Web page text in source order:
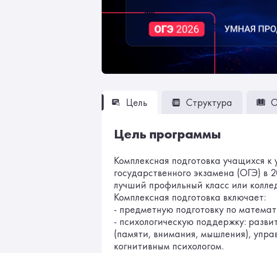
Цель Структура
Цель программы
Комплексная подготовка учащихся
государственного экзамена (ОГЭ) в
лучший профильный класс или
Комплексная подготовка включает:
- предметную подготовку по
- психологическую поддержку:
(памяти, внимания, мышления),
когнитивным психологом.